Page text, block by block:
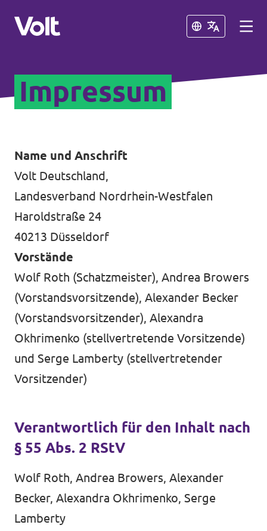
Schließen
Volt in Nordrhein-Westfalen
Volt in Deutschland
Website
Volt in deinem Bundesland
Volt Deutschland Merchandise Shop
Schließen
Über Volt
Menschen
Neuigkeiten
Unsere Events
Kontakt
Presse
Mache bei uns mit!
Deine Spende für Volt!
Jobs bei Volt
Impressum
Name und Anschrift
Volt Deutschland,
Landesverband Nordrhein-Westfalen
Haroldstraße 24
40213 Düsseldorf
Vorstände
Wolf Roth (Schatzmeister), Andrea Browers
(Vorstandsvorsitzende), Alexander Becker
(Vorstandsvorsitzender), Alexandra
Okhrimenko (stellvertretende Vorsitzende)
und Serge Lamberty (stellvertretender
Vorsitzender)
Verantwortlich für den Inhalt nach
§ 55 Abs. 2 RStV
Wolf Roth, Andrea Browers, Alexander
Becker, Alexandra Okhrimenko, Serge
Lamberty